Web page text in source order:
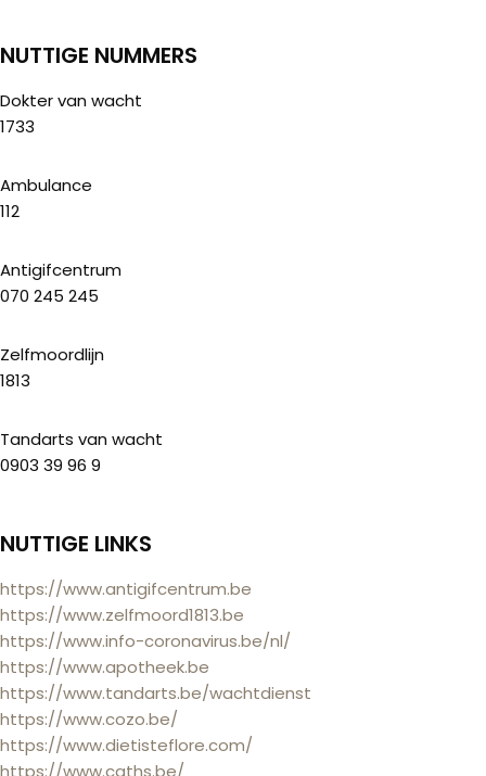
NUTTIGE NUMMERS
Dokter van wacht
1733
Ambulance
112
Antigifcentrum
070 245 245
Zelfmoordlijn
1813
Tandarts van wacht
0903 39 96 9
NUTTIGE LINKS
https://www.antigifcentrum.be
https://www.zelfmoord1813.be
https://www.info-coronavirus.be/nl/
https://www.apotheek.be
https://www.tandarts.be/wachtdienst
https://www.cozo.be/
https://www.dietisteflore.com/
https://www.caths.be/